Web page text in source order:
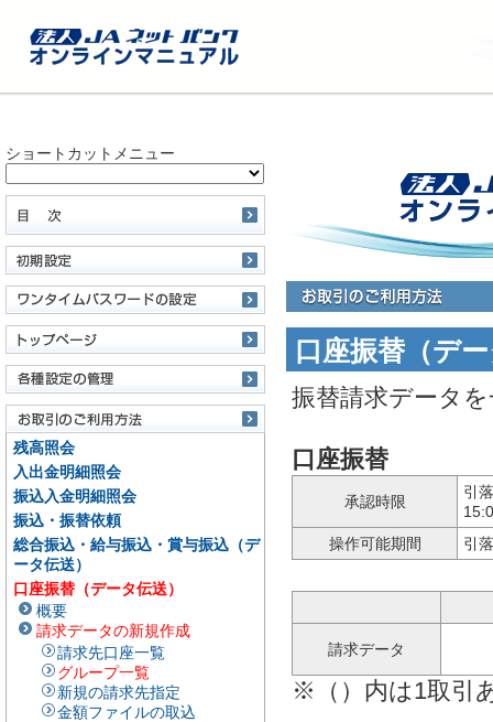
ショートカットメニュー
残高照会
入出金明細照会
振込入金明細照会
振込・振替依頼
総合振込・給与振込・賞与振込（デ
ータ伝送）
口座振替（データ伝送）
概要
請求データの新規作成
請求先口座一覧
グループ一覧
新規の請求先指定
金額ファイルの取込
口座振替（デ
振替請求データ
口座振替
承認時限
引
操作可能期間
引
請求データ
※（）内は1取引